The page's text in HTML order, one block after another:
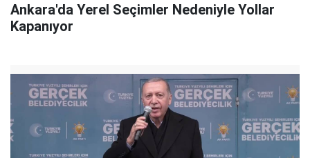
Ankara'da Yerel Seçimler Nedeniyle Yollar
Kapanıyor